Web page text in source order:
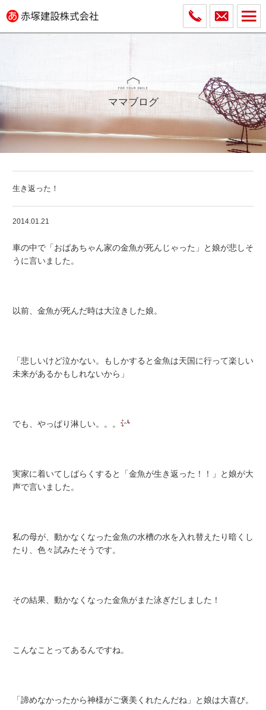
ママブログ
生き返った！
2014.01.21
車の中で「おばあちゃん家の金魚が死んじゃった」と娘が悲しそ
うに言いました。
以前、金魚が死んだ時は大泣きした娘。
「悲しいけど泣かない。もしかすると金魚は天国に行って楽しい
未来があるかもしれないから」
でも、やっぱり淋しい。。。
実家に着いてしばらくすると「金魚が生き返った！！」と娘が大
声で言いました。
私の母が、動かなくなった金魚の水槽の水を入れ替えたり暗くし
たり、色々試みたそうです。
その結果、動かなくなった金魚がまた泳ぎだしました！
こんなことってあるんですね。
「諦めなかったから神様がご褒美くれたんだね」と娘は大喜び。